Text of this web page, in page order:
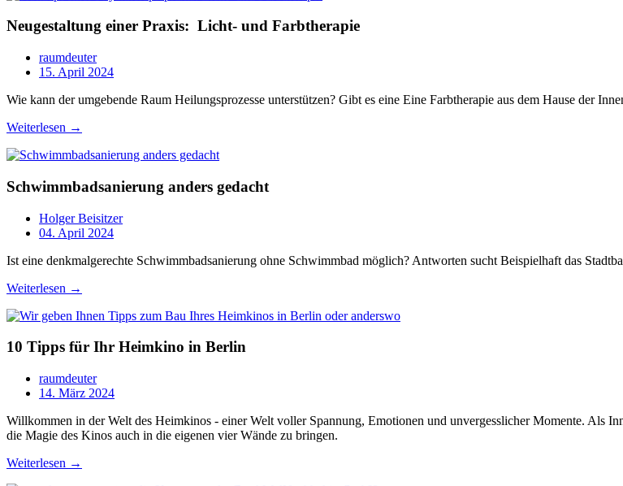
Neugestaltung einer Praxis: Licht- und Farbtherapie
raumdeuter
15. April 2024
Wie kann der umgebende Raum Heilungsprozesse unterstützen? Gibt es eine Eine Farbtherapie aus dem Hause der
Weiterlesen →
Schwimmbadsanierung anders gedacht
Holger Beisitzer
04. April 2024
Ist eine denkmalgerechte Schwimmbadsanierung ohne Schwimmbad möglich? Antworten sucht Beispielhaft das
Weiterlesen →
10 Tipps für Ihr Heimkino in Berlin
raumdeuter
14. März 2024
Willkommen in der Welt des Heimkinos - einer Welt voller Spannung, Emotionen und unvergesslicher Momente. Als
die Magie des Kinos auch in die eigenen vier Wände zu bringen.
Weiterlesen →